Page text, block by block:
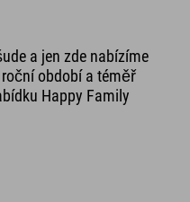
a jen zde nabízíme
období a téměř
Happy Family